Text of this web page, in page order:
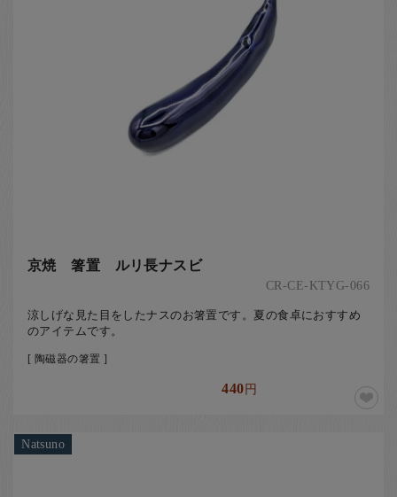
京焼 箸置 ルリ長ナスビ
CR-CE-KTYG-066
涼しげな見た目をしたナスのお箸置です。夏の食卓におすすめ
のアイテムです。
[ 陶磁器の箸置 ]
440円
Natsuno